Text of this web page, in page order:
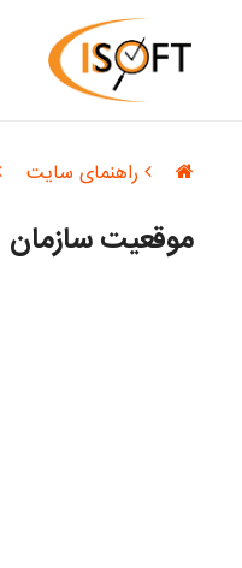
راهنمای سایت
موقعیت سازمان